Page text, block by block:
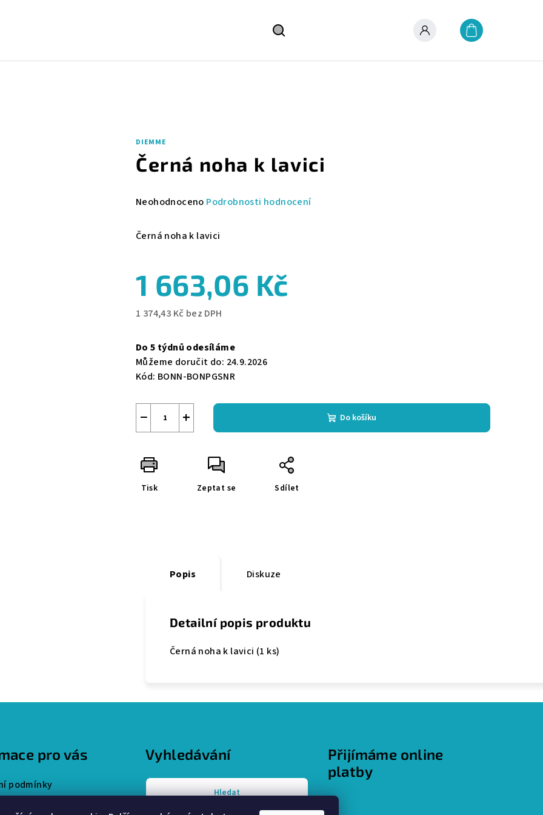
Přihlášení
DIEMME
Černá noha k lavici
Průměrné
produktu
z
Neohodnoceno Podrobnosti hodnocení
Černá noha k lavici
1 663,06 Kč
1 374,43 Kč bez DPH
cena:
Do 5 týdnů odesíláme
Můžeme doručit do: 24.9.2026
Kód: BONN-BONPGSNR
+
− Do košíku
Tisk Zeptat se Sdílet
Popis Diskuze
Detailní popis produktu
Černá noha k lavici (1 ks)
pro vás
podmínky
Vyhledávání
Hledat
Přijímáme online
platby